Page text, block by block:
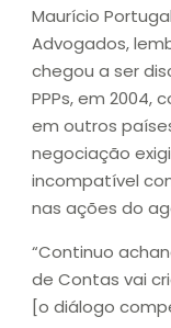
Maurício
Advogados,
chegou a ser
PPPs, em
em outros
negociação
incompatível
nas ações do
“Continuo
de Contas vai
[o diálogo